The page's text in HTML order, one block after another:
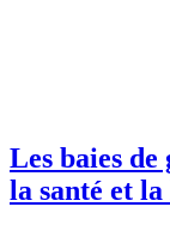
Les baies
la santé et